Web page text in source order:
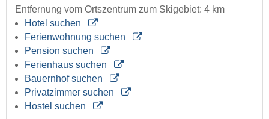
Entfernung vom Ortszentrum zum Skigebiet: 4 km
Hotel suchen
Ferienwohnung suchen
Pension suchen
Ferienhaus suchen
Bauernhof suchen
Privatzimmer suchen
Hostel suchen